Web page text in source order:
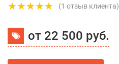
(1 отзыв клиента)
от 22 500 руб.